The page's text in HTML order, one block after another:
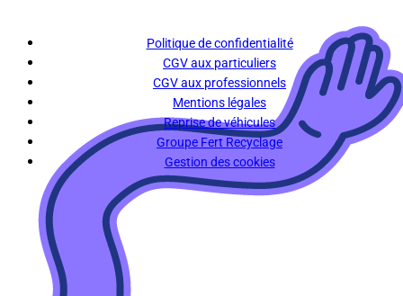
Politique de confidentialité
CGV aux particuliers
CGV aux professionnels
Mentions légales
Reprise de véhicules
Groupe Fert Recyclage
Gestion des cookies